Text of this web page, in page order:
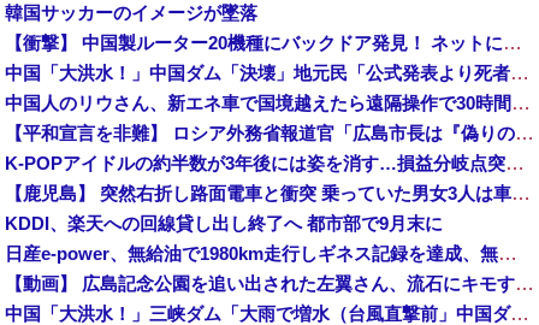
韓国サッカーのイメージが墜落
【衝撃】 中国製ルーター20機種にバックドア発見！ ネットに繋ぐだけで35秒ごとに中国のサーバーと通信
中国「大洪水！」中国ダム「決壊」地元民「公式発表より死者多い！」中国政府「住民拘束！（安否不明」中国当局「救助隊動画も削除」台風13号「三峡ダム接近中」→
中国人のリウさん、新エネ車で国境越えたら遠隔操作で30時間ロックされる！
【平和宣言を非難】 ロシア外務省報道官「広島市長は『偽りの呪文』繰り返している」
K-POPアイドルの約半数が3年後には姿を消す…損益分岐点突破は4％未満
【鹿児島】 突然右折し路面電車と衝突 乗っていた男女3人は車を放置しダッシュで逃走中
KDDI、楽天への回線貸し出し終了へ 都市部で9月末に
日産e-power、無給油で1980km走行しギネス記録を達成、無駄な発電や送電ロスなくEVよりエコを証明
【動画】 広島記念公園を追い出された左翼さん、流石にキモすぎて炎上
中国「大洪水！」三峡ダム「大雨で増水（台風直撃前」中国ダム「緊急放流！」中国鉄道「列車が走行中に流される」中国避難所「支援物資は有料です」謎の勢力「え」→